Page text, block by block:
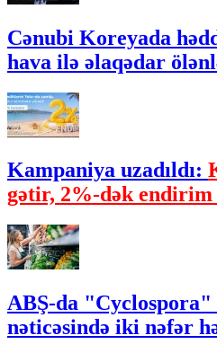
Cənubi Koreyada
hava ilə əlaqədar
Kampaniya uzadıldı:
gətir, 2%-dək endirim
ABŞ-da "Cyclospora"
nəticəsində iki nəfər